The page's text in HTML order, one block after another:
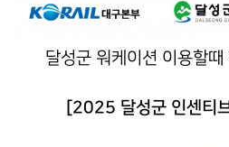
달성군 워케이션 이용할
[2025 달성군 인센티